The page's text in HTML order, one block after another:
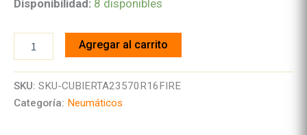
Disponibilidad: 8 disponibles
235/70
FIRESTONE
AT
Agregar al carrito
SKU: SKU-CUBIERTA23570R16FIRE
Categoría: Neumáticos